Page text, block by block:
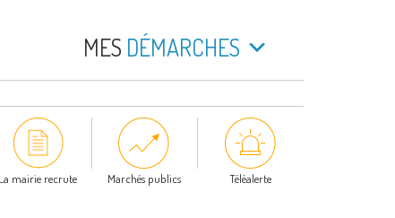
MES DÉMARCHES
La mairie recrute Marchés publics Téléalerte